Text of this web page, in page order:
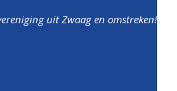
uit Zwaag en omstreken!